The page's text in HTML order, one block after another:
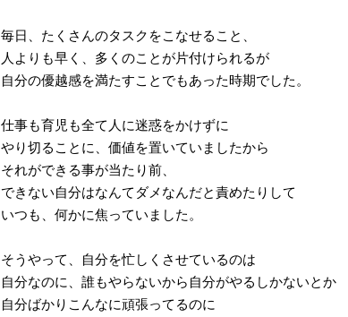
毎日、たくさんのタスクをこなせること、
人よりも早く、多くのことが片付けられるが
自分の優越感を満たすことでもあった時期でした。
仕事も育児も全て人に迷惑をかけずに
やり切ることに、価値を置いていましたから
それができる事が当たり前、
できない自分はなんてダメなんだと責めたりして
いつも、何かに焦っていました。
そうやって、自分を忙しくさせているのは
自分なのに、誰もやらないから自分がやるしかないとか
自分ばかりこんなに頑張ってるのに